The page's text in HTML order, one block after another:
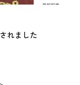
れました